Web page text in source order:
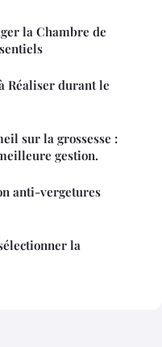
la Chambre de
Réaliser durant le
sur la grossesse :
gestion.
anti-vergetures
la